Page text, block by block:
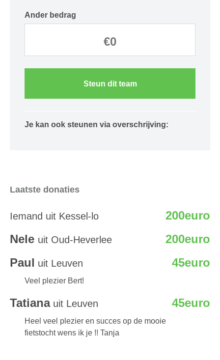
Ander bedrag
Steun dit team
Je kan ook steunen via overschrijving:
Laatste donaties
Iemand uit Kessel-lo
200euro
Nele uit Oud-Heverlee
200euro
Paul uit Leuven 45euro
Veel plezier Bert!
Tatianauit Leuven 45euro
Heel veel plezier en succes op de mooie
fietstocht wens ik je !! Tanja